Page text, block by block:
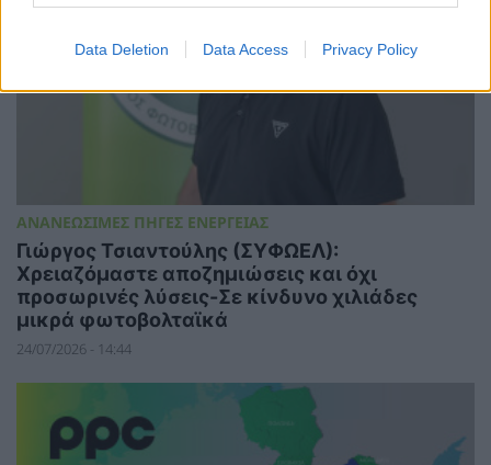
Data Deletion Data Access Privacy Policy
ΑΝΑΝΕΩΣΙΜΕΣ ΠΗΓΕΣ ΕΝΕΡΓΕΙΑΣ
Γιώργος Τσιαντούλης (ΣΥΦΩΕΛ):
Χρειαζόμαστε αποζημιώσεις και όχι
προσωρινές λύσεις-Σε κίνδυνο χιλιάδες
μικρά φωτοβολταϊκά
24/07/2026 - 14:44